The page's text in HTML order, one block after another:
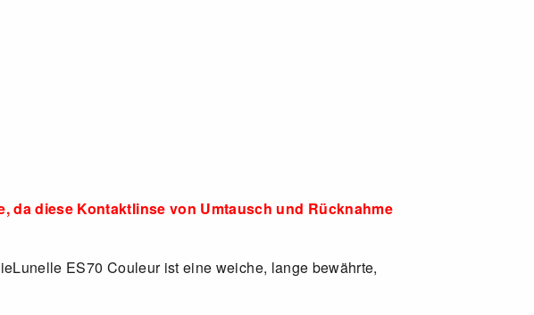
da diese Kontaktlinse von Umtausch und Rücknahme
ES70 Couleur ist eine weiche, lange bewährte,